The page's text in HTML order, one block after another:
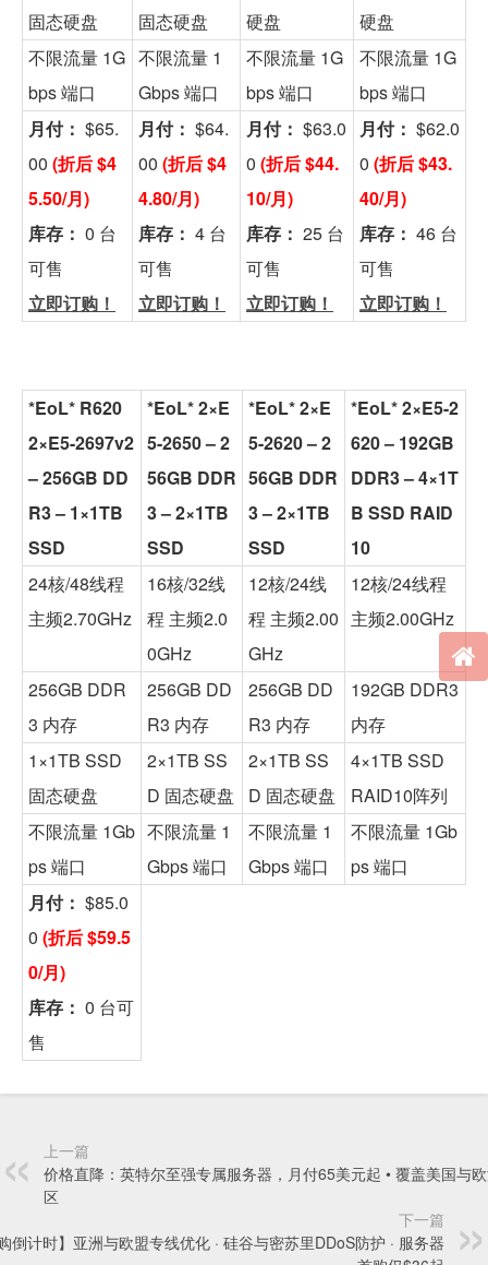
固态硬盘
固态硬盘
硬盘
硬盘
不限流量 1G
bps 端口
不限流量 1
Gbps 端口
不限流量 1G
bps 端口
不限流量 1G
bps 端口
月付： $65.
00 (折后 $4
5.50/月)
库存： 0 台
可售
立即订购！
月付： $64.
00 (折后 $4
4.80/月)
库存： 4 台
可售
立即订购！
月付： $63.0
0 (折后 $44.
10/月)
库存： 25 台
可售
立即订购！
月付： $62.0
0 (折后 $43.
40/月)
库存： 46 台
可售
立即订购！
*EoL* R620
2×E5-2697v2
– 256GB DD
R3 – 1×1TB
SSD
*EoL* 2×E
5-2650 – 2
56GB DDR
3 – 2×1TB
SSD
*EoL* 2×E
5-2620 – 2
56GB DDR
3 – 2×1TB
SSD
*EoL* 2×E5-2
620 – 192GB
DDR3 – 4×1T
B SSD RAID
10
24核/48线程
主频2.70GHz
16核/32线
程 主频2.0
0GHz
12核/24线
程 主频2.00
GHz
12核/24线程
主频2.00GHz
256GB DDR
3 内存
256GB DD
R3 内存
256GB DD
R3 内存
192GB DDR3
内存
1×1TB SSD
固态硬盘
2×1TB SS
D 固态硬盘
2×1TB SS
D 固态硬盘
4×1TB SSD
RAID10阵列
不限流量 1Gb
ps 端口
不限流量 1
Gbps 端口
不限流量 1
Gbps 端口
不限流量 1Gb
ps 端口
月付： $85.0
0 (折后 $59.5
0/月)
库存： 0 台可
售
上一篇
价格直降：英特尔至强专属服务器，月付65美元起 • 覆盖美国与
区
下一篇
倒计时】亚洲与欧盟专线优化 · 硅谷与密苏里DDoS防护 · 服务器